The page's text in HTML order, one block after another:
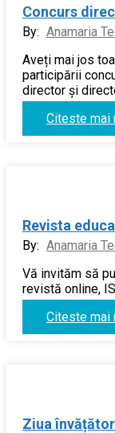
Concurs
By: Anamaria
Aveți mai jos
participării
director și
Citeste mai
Revista
By: Anamaria
Vă invităm să
revistă online,
Citeste mai
Ziua